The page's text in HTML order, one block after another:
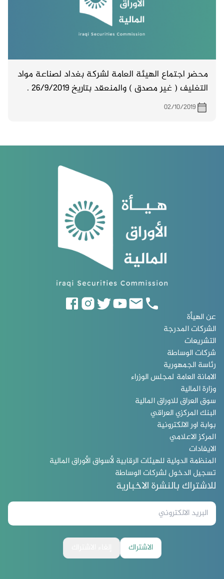
محضر اجتماع الهيئة العامة لشركة بغداد لصناعة مواد
التغليف ( غير مصدق ) والمنعقد بتاريخ 26/9/2019 .
02/10/2019
عن الهيأة
الشركات المدرجة
التشريعات
شركات الوساطة
رئاسة الجمهورية
الامانة العامة لمجلس الوزراء
وزارة المالية
سوق العراق للاوراق المالية
البنك المركزي العراقي
بوابة اور الالكترونية
المركز الاعلامي
الايفادات
المنظمة الدولية للهيئات الرقابية لأسواق الأوراق المالية
تسجيل الدخول لشركات الوساطة
للاشتراك بالنشرة الاخبارية
الاشتراك